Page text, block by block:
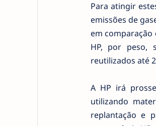
Para atingir
emissões de
em comparação
HP, por peso,
reutilizados até
A HP irá
utilizando
replantação e